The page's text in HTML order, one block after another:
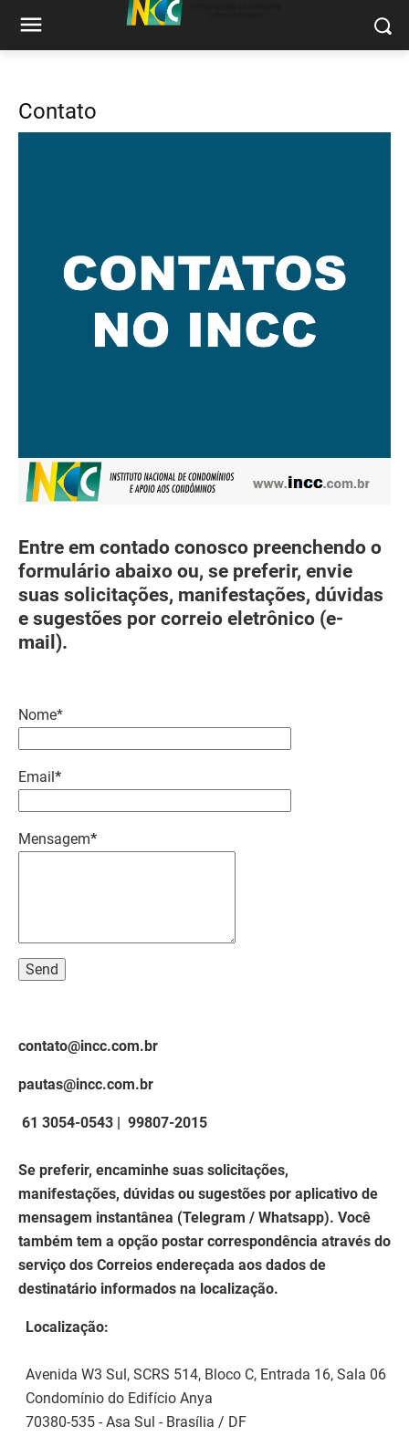
Contato
Entre em contado conosco preenchendo o
formulário abaixo ou, se preferir, envie
suas solicitações, manifestações, dúvidas
e sugestões por correio eletrônico (e-
mail).
Nome*
Email *
Mensagem*
contato@incc.com.br
pautas@incc.com.br
61 3054-0543 | 99807-2015
Se preferir, encaminhe suas solicitações,
manifestações, dúvidas ou sugestões por aplicativo de
mensagem instantânea (Telegram / Whatsapp). Você
também tem a opção postar correspondência através do
serviço dos Correios endereçada aos dados de
destinatário informados na localização.
Localização:
Avenida W3 Sul, SCRS 514, Bloco C, Entrada 16, Sala 06
Condomínio do Edifício Anya
70380-535 - Asa Sul - Brasília / DF